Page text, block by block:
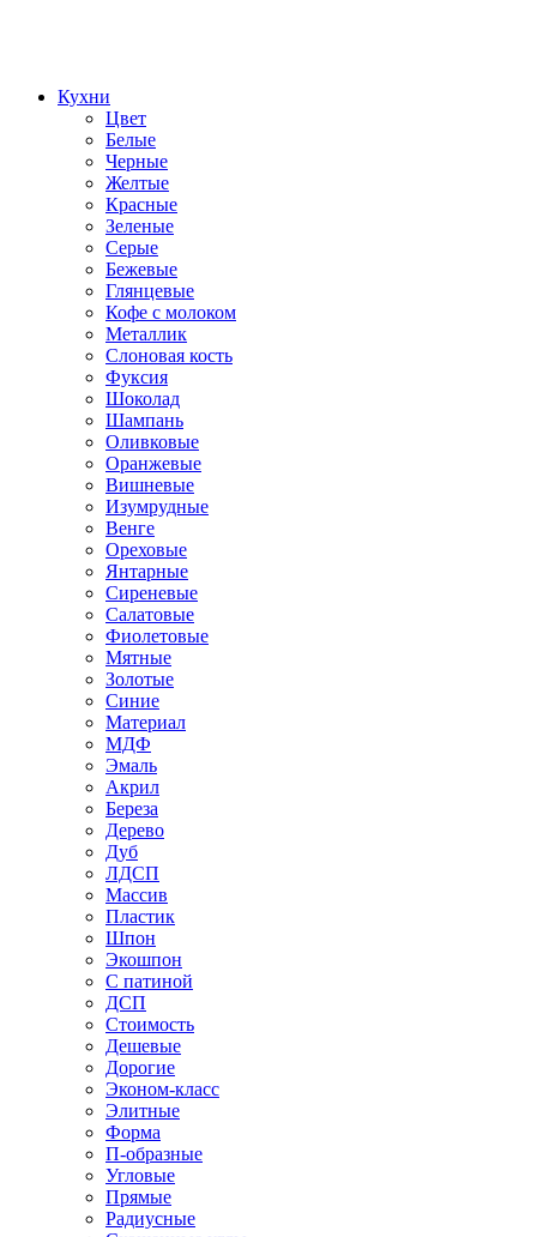
Кухни
Цвет
Белые
Черные
Желтые
Красные
Зеленые
Серые
Бежевые
Глянцевые
Кофе с молоком
Металлик
Слоновая кость
Фуксия
Шоколад
Шампань
Оливковые
Оранжевые
Вишневые
Изумрудные
Венге
Ореховые
Янтарные
Сиреневые
Салатовые
Фиолетовые
Мятные
Золотые
Синие
Материал
МДФ
Эмаль
Акрил
Береза
Дерево
Дуб
ЛДСП
Массив
Пластик
Шпон
Экошпон
С патиной
ДСП
Стоимость
Дешевые
Дорогие
Эконом-класс
Элитные
Форма
П-образные
Угловые
Прямые
Радиусные